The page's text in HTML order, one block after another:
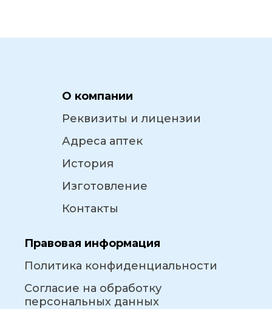
О компании
Реквизиты и лицензии
Адреса аптек
История
Изготовление
Контакты
Правовая информация
Политика конфиденциальности
Согласие на обработку
персональных данных